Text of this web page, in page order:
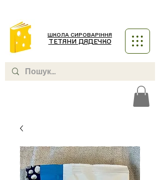
ШКОЛА СИРОВАРІННЯ
ТЕТЯНИ ДЯДЕЧКО